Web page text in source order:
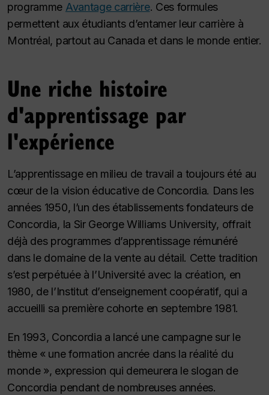
programme Avantage carrière. Ces formules
permettent aux étudiants d’entamer leur carrière à
Montréal, partout au Canada et dans le monde entier.
Une riche histoire
d'apprentissage par
l'expérience
L’apprentissage en milieu de travail a toujours été au
cœur de la vision éducative de Concordia. Dans les
années 1950, l’un des établissements fondateurs de
Concordia, la Sir George Williams University, offrait
déjà des programmes d’apprentissage rémunéré
dans le domaine de la vente au détail. Cette tradition
s’est perpétuée à l’Université avec la création, en
1980, de l’Institut d’enseignement coopératif, qui a
accueilli sa première cohorte en septembre 1981.
En 1993, Concordia a lancé une campagne sur le
thème « une formation ancrée dans la réalité du
monde », expression qui demeurera le slogan de
Concordia pendant de nombreuses années.